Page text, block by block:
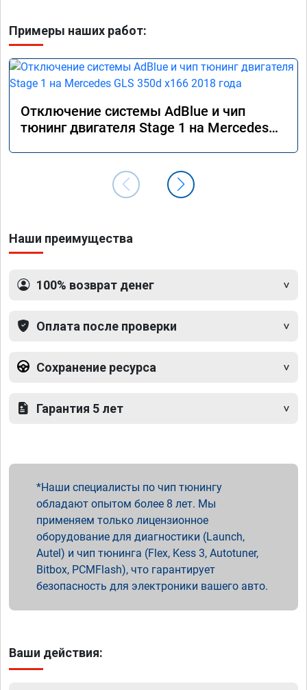
Примеры наших работ:
Отключение системы AdBlue и чип
тюнинг двигателя Stage 1 на Mercedes
Наши преимущества
100% возврат денег
Оплата после проверки
Сохранение ресурса
Гарантия 5 лет
Наши специалисты по чип тюнингу
обладают опытом более 8 лет. Мы
применяем только лицензионное
оборудование для диагностики (Launch,
Autel) и чип тюнинга (Flex, Kess 3, Autotuner,
Bitbox, PCMFlash), что гарантирует
безопасность для электроники вашего авто.
Ваши действия: